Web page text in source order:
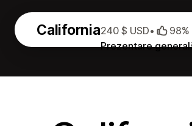
California
Prezentare
240 $ USD• 98%